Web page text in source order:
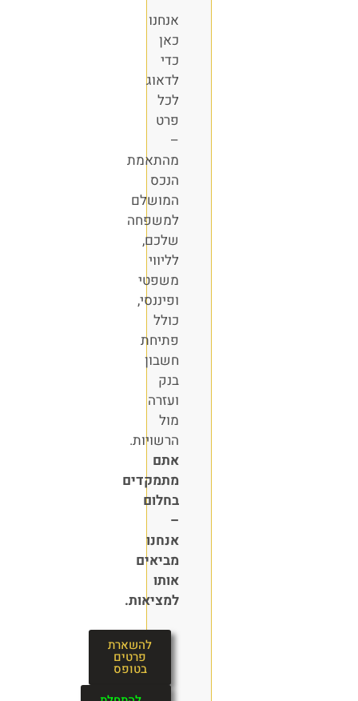
אנחנו
כאן
כדי
לדאוג
לכל
פרט
–
מהתאמת
הנכס
המושלם
למשפחה
שלכם,
לליווי
משפטי
ופיננסי,
כולל
פתיחת
חשבון
בנק
ועזרה
מול
הרשויות.
אתם
מתמקדים
בחלום
–
אנחנו
מביאים
אותו
למציאות.
להשארת
פרטים
בטופס